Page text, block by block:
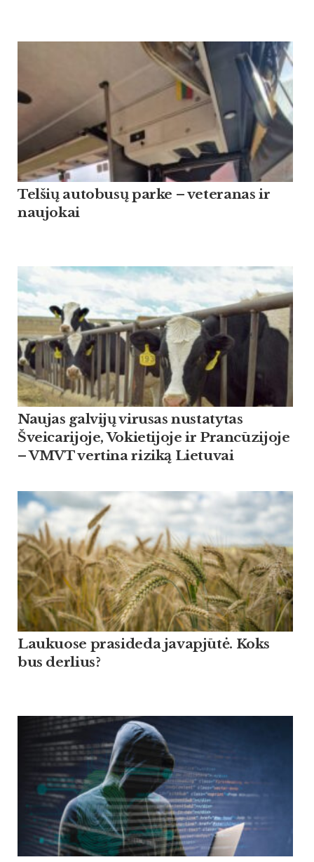
Tel­šių au­to­busų par­ke – ve­te­ra­nas ir
nau­jo­kai
Naujas galvijų virusas nustatytas
Šveicarijoje, Vokietijoje ir Prancūzijoje
– VMVT vertina riziką Lietuvai
Lau­kuo­se pra­si­de­da ja­vapjūtė. Koks
bus der­lius?